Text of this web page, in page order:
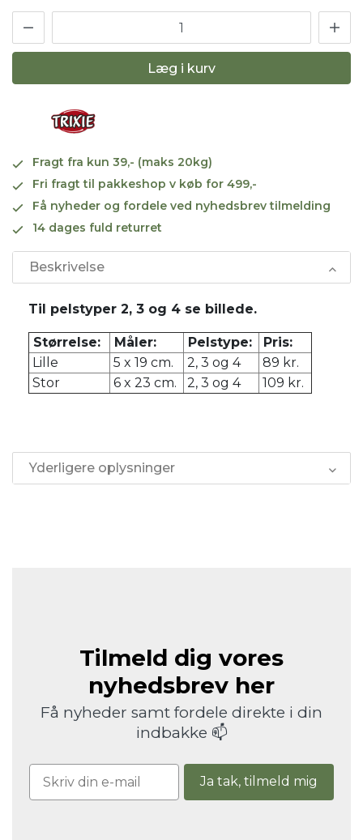
Læg i kurv
Fragt fra kun 39,- (maks 20kg)
Fri fragt til pakkeshop v køb for 499,-
Få nyheder og fordele ved nyhedsbrev tilmelding
14 dages fuld returret
Beskrivelse
Til pelstyper 2, 3 og 4 se billede.
Størrelse: Måler: Pelstype:
Pris:
Lille
5 x 19 cm. 2, 3 og 4
89 kr.
Stor
6 x 23 cm. 2, 3 og 4 109 kr.
Yderligere oplysninger
Tilmeld dig vores
nyhedsbrev her
Få nyheder samt fordele direkte i din
indbakke 📫
Ja tak, tilmeld mig